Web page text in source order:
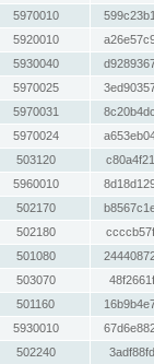
5970010
5920010
5930040
5970025
5970031
5970024
503120
5960010
502170
502180
501080
503070
501160
5930010
502240